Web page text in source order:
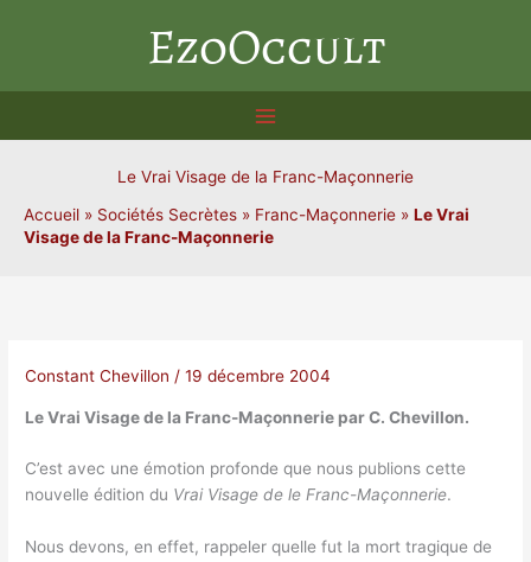
EzoOccult
Le Vrai Visage de la Franc-Maçonnerie
Accueil » Sociétés Secrètes » Franc-Maçonnerie » Le Vrai
Visage de la Franc-Maçonnerie
Constant Chevillon /19 décembre 2004
Le Vrai Visage de la Franc-Maçonnerie par C. Chevillon.
C’est avec une émotion profonde que nous publions cette
nouvelle édition du Vrai Visage de le Franc-Maçonnerie.
Nous devons, en effet, rappeler quelle fut la mort tragique de